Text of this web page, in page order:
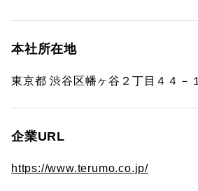
本社所在地
東京都 渋谷区幡ヶ谷２丁目４４－１
企業URL
https://www.terumo.co.jp/